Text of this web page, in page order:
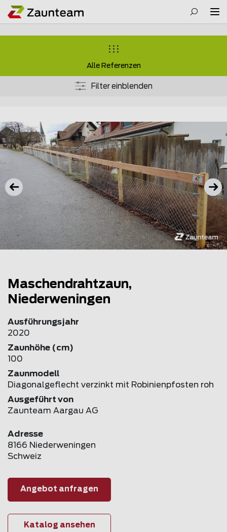
Alle Referenzen
Filter einblenden
Maschendrahtzaun,
Niederweningen
Ausführungsjahr
2020
Zaunhöhe (cm)
100
Zaunmodell
Diagonalgeflecht verzinkt mit Robinienpfosten roh
Ausgeführt von
Zaunteam Aargau AG
Adresse
8166 Niederweningen
Schweiz
Angebot anfragen
Katalog ansehen